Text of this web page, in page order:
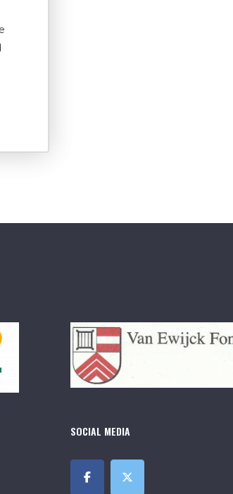
SOCIAL MEDIA